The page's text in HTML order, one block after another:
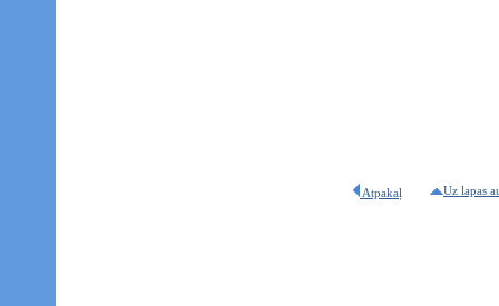
Atpakaļ Uz lapas